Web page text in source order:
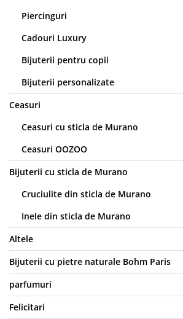
Piercinguri
Cadouri Luxury
Bijuterii pentru copii
Bijuterii personalizate
Ceasuri
Ceasuri cu sticla de Murano
Ceasuri OOZOO
Bijuterii cu sticla de Murano
Cruciulite din sticla de Murano
Inele din sticla de Murano
Altele
Bijuterii cu pietre naturale Bohm Paris
parfumuri
Felicitari